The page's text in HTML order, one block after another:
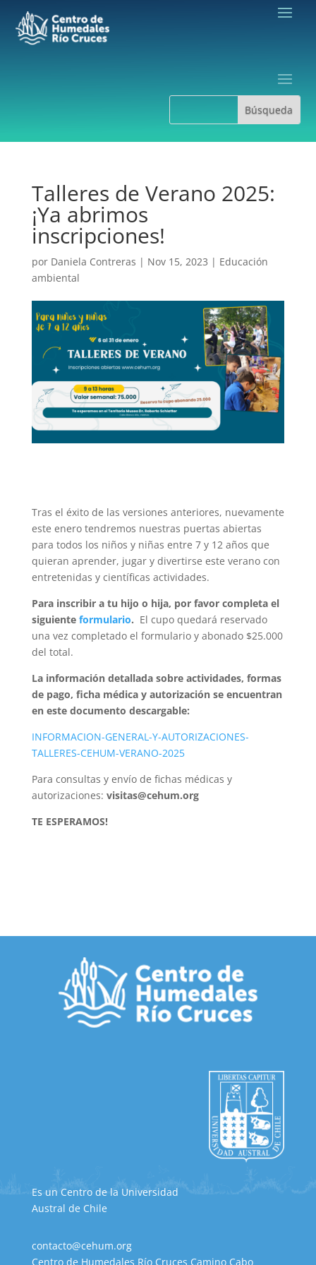
Talleres de Verano 2025:
¡Ya abrimos
inscripciones!
por Daniela Contreras | Nov 15, 2023 | Educación
ambiental
Tras el éxito de las versiones anteriores, nuevamente
este enero tendremos nuestras puertas abiertas
para todos los niños y niñas entre 7 y 12 años que
quieran aprender, jugar y divertirse este verano con
entretenidas y científicas actividades.
Para inscribir a tu hijo o hija, por favor completa el
siguiente formulario. El cupo quedará reservado
una vez completado el formulario y abonado $25.000
del total.
La información detallada sobre actividades, formas
de pago, ficha médica y autorización se encuentran
en este documento descargable:
INFORMACION-GENERAL-Y-AUTORIZACIONES-
TALLERES-CEHUM-VERANO-2025
Para consultas y envío de fichas médicas y
autorizaciones: visitas@cehum.org
TE ESPERAMOS!
Es un Centro de la Universidad
Austral de Chile
contacto@cehum.org
Centro de Humedales Río Cruces Camino Cabo